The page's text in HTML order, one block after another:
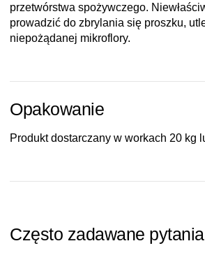
przetwórstwa spożywczego.
prowadzić do zbrylania się proszku,
niepożądanej mikroflory.
Opakowanie
Produkt dostarczany w workach 20 kg
Często zadawane pytania